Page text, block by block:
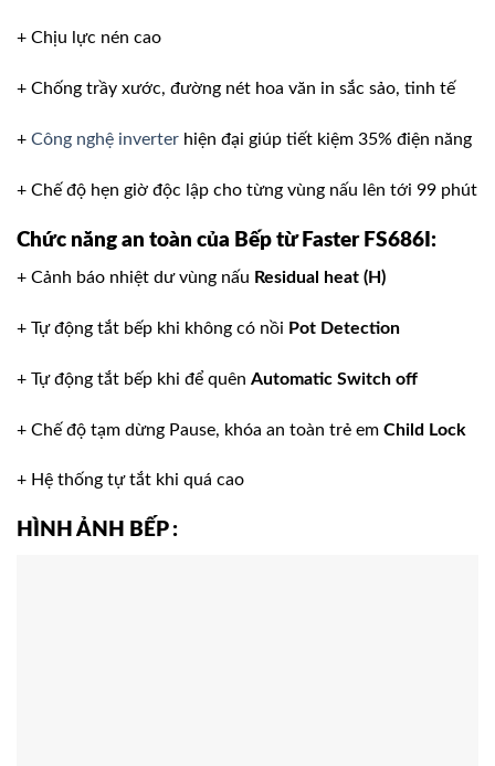
+ Chịu lực nén cao
+ Chống trầy xước, đường nét hoa văn in sắc sảo, tinh tế
+ Công nghệ inverter hiện đại giúp tiết kiệm 35% điện năng
+ Chế độ hẹn giờ độc lập cho từng vùng nấu lên tới 99 phút
Chức năng an toàn của Bếp từ Faster FS686I :
+ Cảnh báo nhiệt dư vùng nấu Residual heat (H)
+ Tự động tắt bếp khi không có nồi Pot Detection
+ Tự động tắt bếp khi để quên Automatic Switch off
+ Chế độ tạm dừng Pause, khóa an toàn trẻ em Child Lock
+ Hệ thống tự tắt khi quá cao
HÌNH ẢNH BẾP: